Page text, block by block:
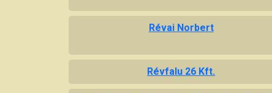
Révai Norbert
Révfalu 26 Kft.